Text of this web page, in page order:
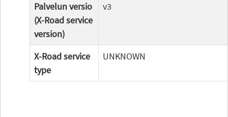
Palvelun versio
(X-Road service
version)
v3
X-Road service
type
UNKNOWN